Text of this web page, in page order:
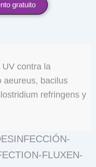
gratuito
contra la
aeureus, bacilus
refringens y